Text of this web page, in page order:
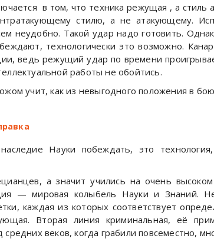
в том, что техника режущая , а стиль
стилю, а не атакующему.
неудобно. Такой удар надо готовить.
технологически это возможно.
ведь режущий удар по времени
работы не обойтись.
учит, как из невыгодного положения в
Науки побеждать, это
а значит учились на очень
— мировая колыбель Науки и Знаний.
каждая из которых соответствует
Вторая линия криминальная, её
веков, когда грабили повсеместно,